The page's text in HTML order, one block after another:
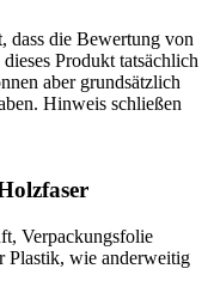
dass die Bewertung von
Produkt tatsächlich
aber grundsätzlich
Hinweis schließen
Verpackungsfolie
Plastik, wie anderweitig